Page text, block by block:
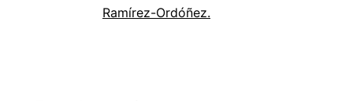
Ramírez-Ordóñez.